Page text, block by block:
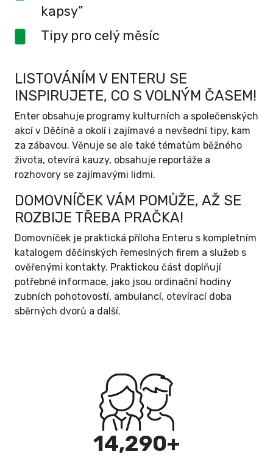
kapsy”
Tipy pro celý měsíc
LISTOVÁNÍM V ENTERU SE
INSPIRUJETE, CO S VOLNÝM ČASEM!
Enter obsahuje programy kulturních a společenských
akcí v Děčíně a okolí i zajímavé a nevšední tipy, kam
za zábavou. Věnuje se ale také tématům běžného
života, otevírá kauzy, obsahuje reportáže a
rozhovory se zajímavými lidmi.
DOMOVNÍČEK VÁM POMŮŽE, AŽ SE
ROZBIJE TŘEBA PRAČKA!
Domovníček je praktická příloha Enteru s kompletním
katalogem děčínských řemeslných firem a služeb s
ověřenými kontakty. Praktickou část doplňují
potřebné informace, jako jsou ordinační hodiny
zubních pohotovostí, ambulancí, otevírací doba
sběrných dvorů a další.
15,000+